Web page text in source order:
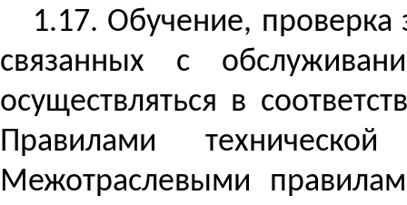
1.17. Обучение, проверка
связанных с
осуществляться в
Правилами технической
Межотраслевыми